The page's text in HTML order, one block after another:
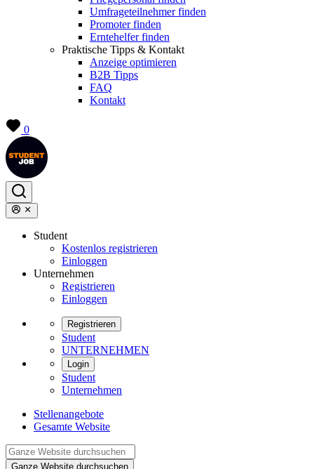
Umfrageteilnehmer finden
Promoter finden
Erntehelfer finden
Praktische Tipps & Kontakt
Anzeige optimieren
B2B Tipps
FAQ
Kontakt
0
Student
Kostenlos registrieren
Einloggen
Unternehmen
Registrieren
Einloggen
Registrieren
Student
UNTERNEHMEN
Login
Student
Unternehmen
Stellenangebote
Gesamte Website